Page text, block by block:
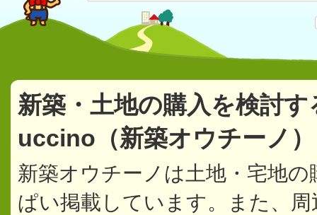
新築・土地の購入を検討
uccino（新築オウチーノ
新築オウチーノは土地・宅地
ぱい掲載しています。また、